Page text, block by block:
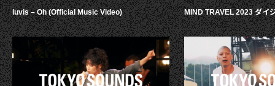
luvis – Oh (Official Music Video) MIND TRAVEL 2023 ダイ